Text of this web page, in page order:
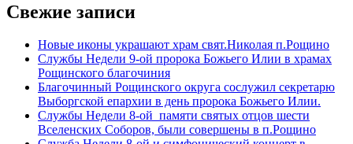
Свежие записи
Новые иконы украшают храм свят.Николая п.Рощино
Службы Недели 9-ой пророка Божьего Илии в храмах
Рощинского благочиния
Благочинный Рощинского округа сослужил секретарю
Выборгской епархии в день пророка Божьего Илии.
Службы Недели 8-ой памяти святых отцов шести
Вселенских Соборов, были совершены в п.Рощино